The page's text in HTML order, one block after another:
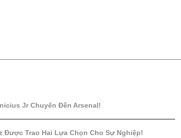
Jr Chuyển Đến Arsenal!
Được Trao Hai Lựa Chọn Cho Sự Nghiệp!